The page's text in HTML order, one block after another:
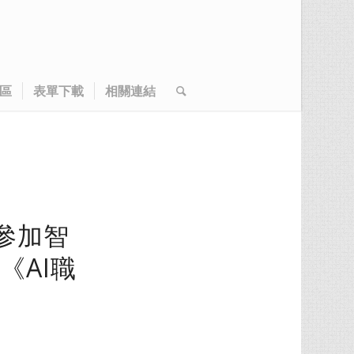
表單下載 相關連結
加智
AI職